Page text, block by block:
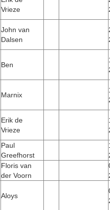
Vrieze
John van
Dalsen
Ben
Marnix
Erik de
Vrieze
Paul
Greefhorst
Floris van
der Voorn
Aloys